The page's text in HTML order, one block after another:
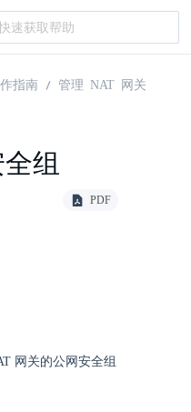
指南
管理 NAT 网关
组
PDF
网关的公网安全组